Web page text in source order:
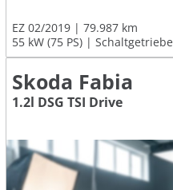
EZ 02/2019
79.987 km
55 kW (75 PS)
Schaltgetriebe
Skoda Fabia
1.2l DSG TSI Drive